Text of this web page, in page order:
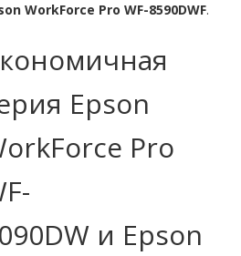
WorkForce Pro WF-8590DWF.
Epson
Pro
и Epson